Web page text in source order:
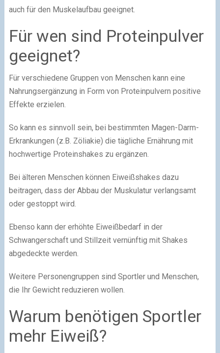
auch für den Muskelaufbau geeignet.
Für wen sind Proteinpulver
geeignet?
Für verschiedene Gruppen von Menschen kann eine
Nahrungsergänzung in Form von Proteinpulvern positive
Effekte erzielen.
So kann es sinnvoll sein, bei bestimmten Magen-Darm-
Erkrankungen (z.B. Zöliakie) die tägliche Ernährung mit
hochwertige Proteinshakes zu ergänzen.
Bei älteren Menschen können Eiweißshakes dazu
beitragen, dass der Abbau der Muskulatur verlangsamt
oder gestoppt wird.
Ebenso kann der erhöhte Eiweißbedarf in der
Schwangerschaft und Stillzeit vernünftig mit Shakes
abgedeckte werden.
Weitere Personengruppen sind Sportler und Menschen,
die Ihr Gewicht reduzieren wollen.
Warum benötigen Sportler
mehr Eiweiß?